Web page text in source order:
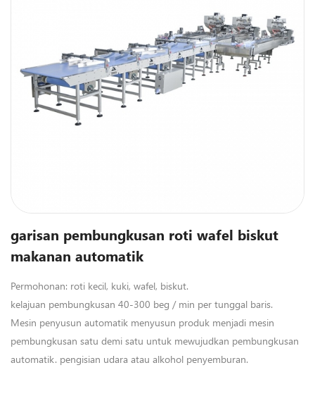
garisan pembungkusan roti wafel biskut
makanan automatik
Permohonan: roti kecil, kuki, wafel, biskut.
kelajuan pembungkusan 40-300 beg / min per tunggal baris.
Mesin penyusun automatik menyusun produk menjadi mesin
pembungkusan satu demi satu untuk mewujudkan pembungkusan
automatik. pengisian udara atau alkohol penyemburan.